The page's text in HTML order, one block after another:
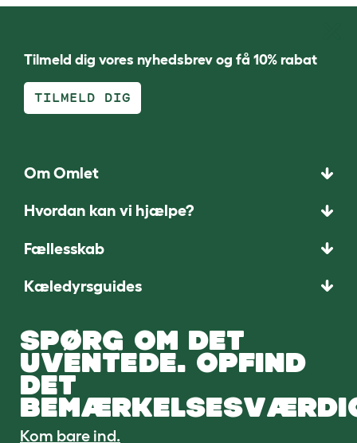
Tilmeld dig vores nyhedsbrev og få 10% rabat
TILMELD DIG
Om Omlet
Hvordan kan vi hjælpe?
Fællesskab
Kæledyrsguides
SPØRG OM DET
UVENTEDE. OPFIND
DET
Kom bare ind.